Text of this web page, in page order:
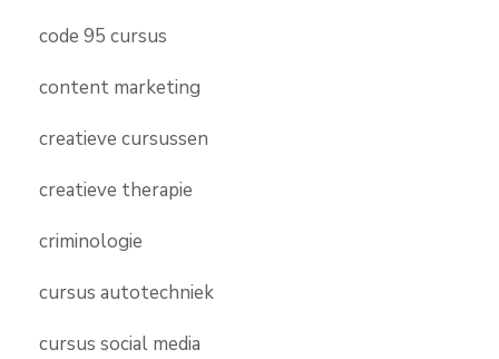
code 95 cursus
content marketing
creatieve cursussen
creatieve therapie
criminologie
cursus autotechniek
cursus social media